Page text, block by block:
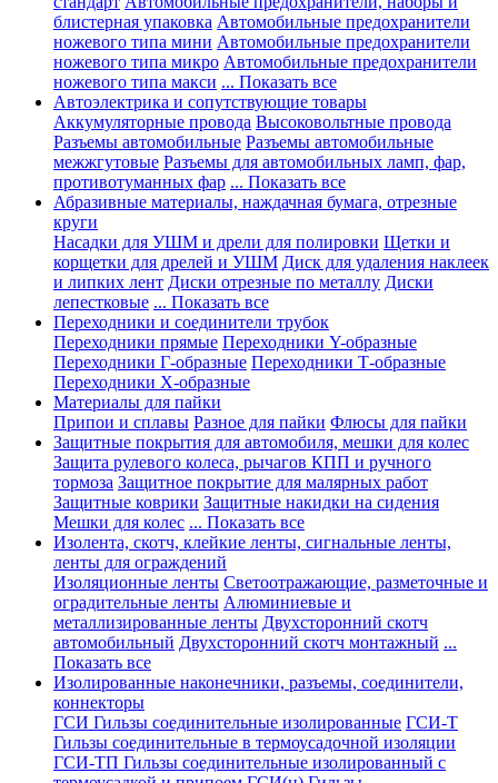
блистерная упаковка Автомобильные предохранители
ножевого типа мини Автомобильные предохранители
ножевого типа микро Автомобильные предохранители
ножевого типа макси ... Показать все
Автоэлектрика и сопутствующие товары
Аккумуляторные провода Высоковольтные провода
Разъемы автомобильные Разъемы автомобильные
межжгутовые Разъемы для автомобильных ламп, фар,
противотуманных фар ... Показать все
Абразивные материалы, наждачная бумага, отрезные
круги
Насадки для УШМ и дрели для полировки Щетки и
корщетки для дрелей и УШМ Диск для удаления наклеек
и липких лент Диски отрезные по металлу Диски
лепестковые ... Показать все
Переходники и соединители трубок
Переходники прямые Переходники Y-образные
Переходники Г-образные Переходники Т-образные
Переходники Х-образные
Материалы для пайки
Припои и сплавы Разное для пайки Флюсы для пайки
Защитные покрытия для автомобиля, мешки для колес
Защита рулевого колеса, рычагов КПП и ручного
тормоза Защитное покрытие для малярных работ
Защитные коврики Защитные накидки на сидения
Мешки для колес ... Показать все
Изолента, скотч, клейкие ленты, сигнальные ленты,
ленты для ограждений
Изоляционные ленты Светоотражающие, разметочные и
оградительные ленты Алюминиевые и
металлизированные ленты Двухсторонний скотч
автомобильный Двухсторонний скотч монтажный ...
Показать все
Изолированные наконечники, разъемы, соединители,
коннекторы
ГСИ Гильзы соединительные изолированные ГСИ-Т
Гильзы соединительные в термоусадочной изоляции
ГСИ-ТП Гильзы соединительные изолированный с